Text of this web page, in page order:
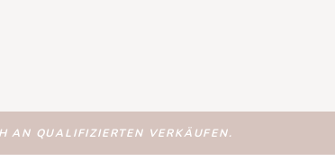
AN QUALIFIZIERTEN VERKÄUFEN.